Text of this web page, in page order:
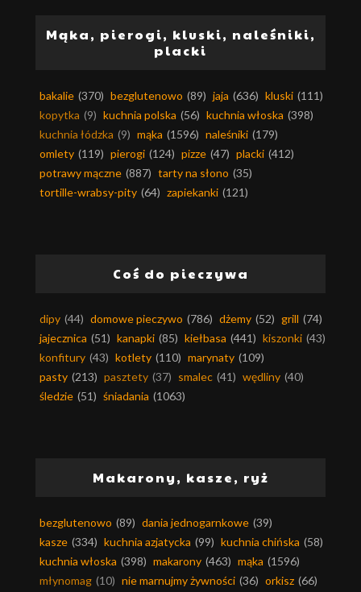
Mąka, pierogi, kluski, naleśniki,
placki
bakalie (370) bezglutenowo (89) jaja (636) kluski (111)
kopytka (9) kuchnia polska (56) kuchnia włoska (398)
kuchnia łódzka (9) mąka (1596) naleśniki (179)
omlety (119) pierogi (124) pizze (47) placki (412)
potrawy mączne (887) tarty na słono (35)
tortille-wrabsy-pity (64) zapiekanki (121)
Coś do pieczywa
dipy (44) domowe pieczywo (786) dżemy (52) grill (74)
jajecznica (51) kanapki (85) kiełbasa (441) kiszonki (43)
konfitury (43) kotlety (110) marynaty (109)
pasty (213) pasztety (37) smalec (41) wędliny (40)
śledzie (51) śniadania (1063)
Makarony, kasze, ryż
bezglutenowo (89) dania jednogarnkowe (39)
kasze (334) kuchnia azjatycka (99) kuchnia chińska (58)
kuchnia włoska (398) makarony (463) mąka (1596)
młynomag (10) nie marnujmy żywności (36) orkisz (66)